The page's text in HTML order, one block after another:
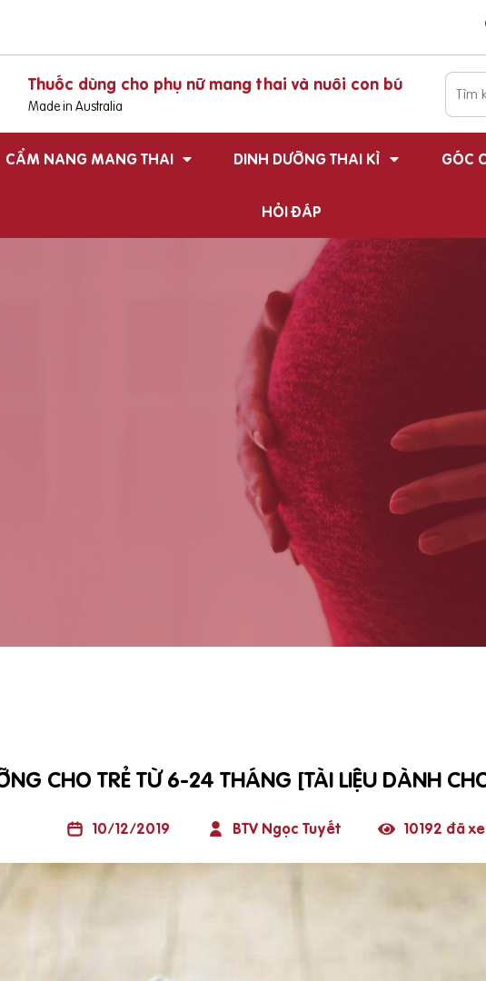
Thuốc dùng cho phụ nữ mang thai và nuôi con bú
Made in Australia
CẨM NANG MANG THAI DINH DƯỠNG THAI KÌ GÓC
HỎI ĐÁP
CHO TRẺ TỪ 6-24 THÁNG [TÀI LIỆU DÀNH
10/12/2019 BTV Ngọc Tuyết 10192 đã